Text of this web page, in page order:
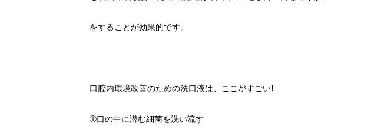
をすることが効果的です。
口腔内環境改善のための洗口液は、ここがすごい❗
➀口の中に潜む細菌を洗い流す